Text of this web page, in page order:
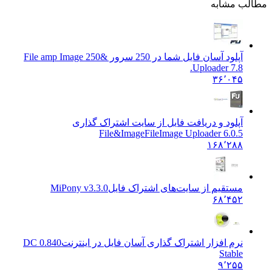
مشابه
آپلود آسان فایل شما در 250 سرور &
250 File amp Image
Uploader 7.8.
۳۶٬۰۴۵
آپلود و دریافت فایل از سایت اشتراک گذاری
File&ImageFileImage Uploader 6.0.5
۱۶۸٬۲۸۸
مستقیم از سایت‌های اشتراک فایلMiPony v3.3.0
۶۸٬۴۵۲
نرم افزار اشتراک گذاری آسان فایل در اینترنتDC 0.840
Stable
۹٬۲۵۵